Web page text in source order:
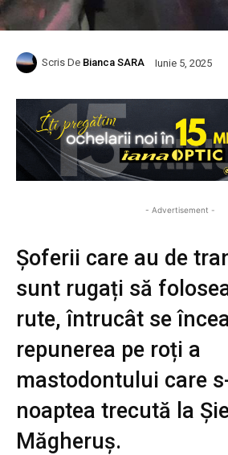
Scris De Bianca SARA Iunie 5, 2025
- Advertisement -
Șoferii care au de
sunt rugați să
rute, întrucât se
repunerea pe roți a
mastodontului care
noaptea trecută la
Măgheruș.